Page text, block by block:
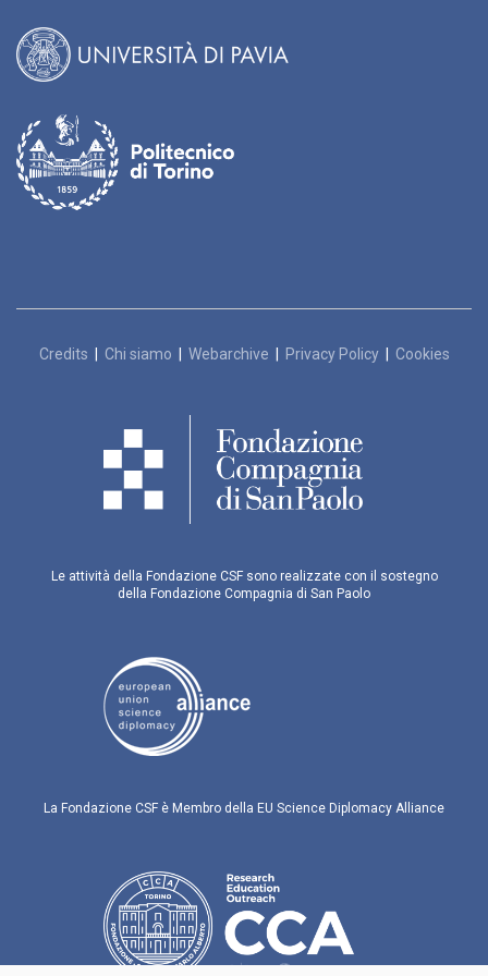
Credits Chi siamo Webarchive Privacy Policy| Cookies
Le attività della Fondazione CSF sono realizzate con il sostegno
della Fondazione Compagnia di San Paolo
La Fondazione CSF è Membro della EU Science Diplomacy Alliance